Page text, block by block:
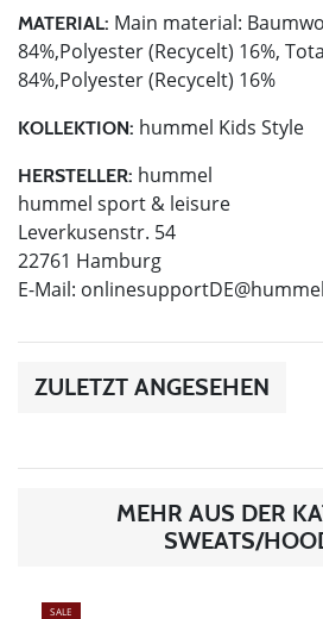
MATERIAL: Main material:
84%,Polyester (Recycelt) 16%,
84%,Polyester (Recycelt) 16%
KOLLEKTION: hummel Kids Style
HERSTELLER: hummel
hummel sport & leisure
Leverkusenstr. 54
22761 Hamburg
E-Mail:
ZULETZT ANGESEHEN
MEHR AUS DER
SWEATS/
SALE